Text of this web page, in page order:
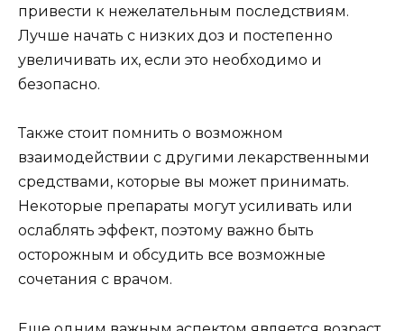
привести к нежелательным последствиям.
Лучше начать с низких доз и постепенно
увеличивать их, если это необходимо и
безопасно.
Также стоит помнить о возможном
взаимодействии с другими лекарственными
средствами, которые вы может принимать.
Некоторые препараты могут усиливать или
ослаблять эффект, поэтому важно быть
осторожным и обсудить все возможные
сочетания с врачом.